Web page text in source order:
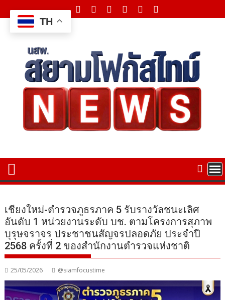
to
content
เชียงใหม่-ตำรวจภูธรภาค 5 รับรางวัลชนะเลิศ
อันดับ 1 หน่วยงานระดับ บช. ตามโครงการสุภาพ
บุรุษจราจร ประชาชนสัญจรปลอดภัย ประจำปี
2568 ครั้งที่ 2 ของสำนักงานตำรวจแห่งชาติ
25/05/2026 @siamfocustime
TH